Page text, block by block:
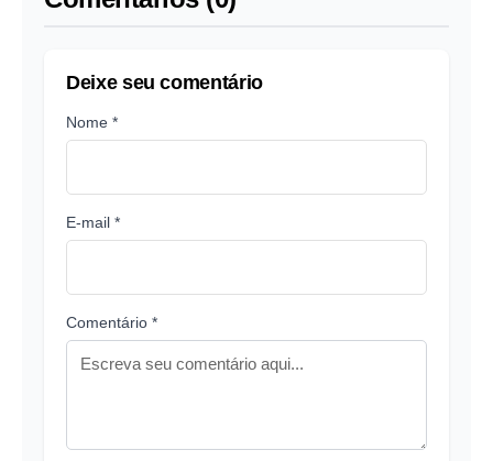
Deixe seu comentário
Nome *
E-mail *
Comentário *